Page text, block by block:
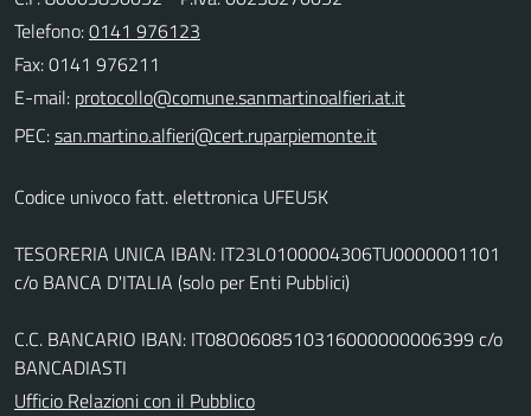
Telefono:0141 976123
Fax: 0141 976211
E-mail:
PEC:
Codice univoco fatt. elettronica UFEU5K
TESORERIA UNICA IBAN: IT23L0100004306TU0000001101
c/o BANCA D'ITALIA (solo per Enti Pubblici)
C.C. BANCARIO IBAN: IT08O0608510316000000006399 c/o
BANCADIASTI
Ufficio Relazioni con il Pubblico